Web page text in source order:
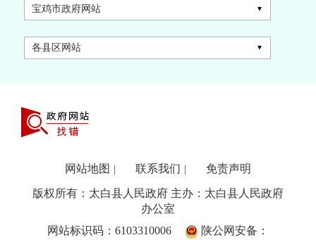
宝鸡市政府网站
各县区网站
网站地图 联系我们 免责声明
版权所有：太白县人民政府 主办：太白县人民政府
办公室
网站标识码：6103310006
陕公网安备：